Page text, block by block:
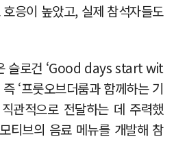
응이 높았고, 실제 참석자들도
슬로건 ‘Good days start wit
‘프룻오브더룸과 함께하는 기
관적으로 전달하는 데 주력했
티브의 음료 메뉴를 개발해 참